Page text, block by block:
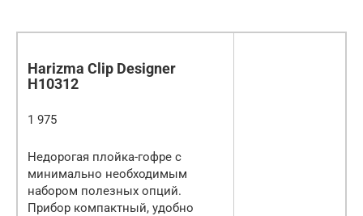
Harizma Clip Designer
H10312
1 975
Недорогая плойка-гофре с
минимально необходимым
набором полезных опций.
Прибор компактный, удобно